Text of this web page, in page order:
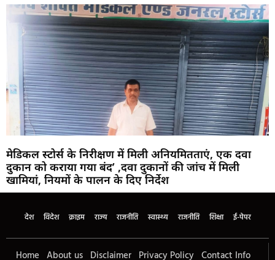
मेडिकल स्टोर्स के निरीक्षण में मिली अनियमितताएं, एक दवा
दुकान को कराया गया बंद’ ,दवा दुकानों की जांच में मिली
खामियां, नियमों के पालन के दिए निर्देश
देश विदेश क्राइम राज्य राजनीति स्वास्थ्य राजनीति शिक्षा ई-पेपर
Home About us Disclaimer Privacy Policy Contact Info